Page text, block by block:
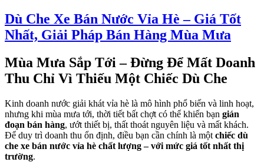
Dù Che Xe Bán Nước Vỉa Hè – Giá Tốt
Nhất, Giải Pháp Bán Hàng Mùa Mưa
Mùa Mưa Sắp Tới – Đừng Để Mất Doanh
Thu Chỉ Vì Thiếu Một Chiếc Dù Che
Kinh doanh nước giải khát vỉa hè là mô hình phổ biến và linh hoạt,
nhưng khi mùa mưa tới, thời tiết bất chợt có thể khiến bạn gián
đoạn bán hàng, ướt thiết bị, thất thoát nguyên liệu và mất khách.
Để duy trì doanh thu ổn định, điều bạn cần chính là một chiếc dù
che xe bán nước vỉa hè chất lượng – với mức giá tốt nhất thị
trường.